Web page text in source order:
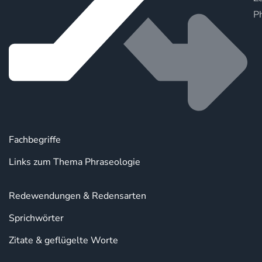
Fachbegriffe
Links zum Thema Phraseologie
Redewendungen & Redensarten
Sprichwörter
Zitate & geflügelte Worte